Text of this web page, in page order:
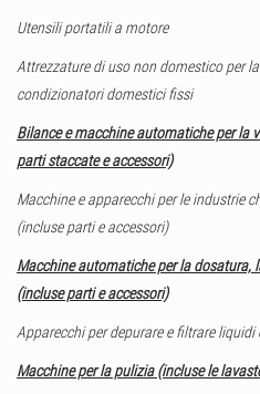
Utensili portatili a motore
Attrezzature di uso non domestico per
condizionatori domestici fissi
Bilance e macchine automatiche per la
parti staccate e accessori)
Macchine e apparecchi per le industrie
(incluse parti e accessori)
Macchine automatiche per la dosatura,
(incluse parti e accessori)
Apparecchi per depurare e filtrare
Macchine per la pulizia (incluse le